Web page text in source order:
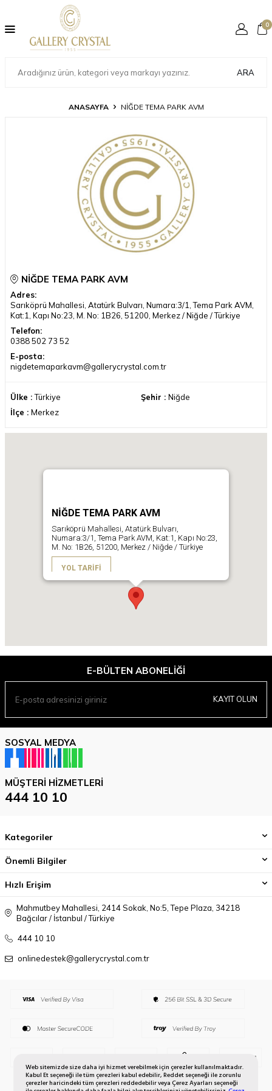
Web sitemizde size daha iyi hizmet verebilmek için çerezler kullanılmaktadır.
Kabul Et seçeneği ile tüm çerezleri kabul edebilir, Reddet seçeneği ile zorunlu
çerezler haricindeki tüm çerezleri reddedebilir veya Çerez Ayarları seçeneği
ARA
0
ANASAYFA NİĞDE TEMA PARK AVM
NİĞDE TEMA PARK AVM
Adres:
Sarıköprü Mahallesi, Atatürk Bulvarı, Numara:3/1, Tema Park AVM,
Kat:1, Kapı No:23, M. No: 1B26, 51200, Merkez / Niğde / Türkiye
Telefon:
0388 502 73 52
E-posta:
nigdetemaparkavm@gallerycrystal.com.tr
Ülke :Türkiye Şehir : Niğde
İlçe : Merkez
NİĞDE TEMA PARK AVM
Sarıköprü Mahallesi, Atatürk Bulvarı,
Numara:3/1, Tema Park AVM, Kat:1, Kapı No:23,
M. No: 1B26, 51200, Merkez / Niğde / Türkiye
YOL TARIFI
E-BÜLTEN ABONELIĞI
KAYIT OLUN
SOSYAL MEDYA
MÜŞTERI HIZMETLERI
444 10 10
Kategoriler
Önemli Bilgiler
Hızlı Erişim
Mahmutbey Mahallesi, 2414 Sokak, No:5, Tepe Plaza, 34218
Bağcılar / İstanbul / Türkiye
444 10 10
onlinedestek@gallerycrystal.com.tr